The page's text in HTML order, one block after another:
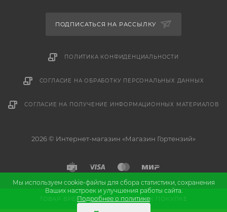
ТОВАР ВРЕМЕННО НЕДОСТУПЕН К ПОКУПКЕ
ПОДПИСАТЬСЯ НА РАССЫЛКУ
ПОЛИТИКА КОНФИДЕНЦИАЛЬНОСТИ
СОГЛАСИЕ НА ОБРАБОТКУ ПЕРСОНАЛЬНЫХ ДАННЫХ
СОГЛАСИЕ НА ПОЛУЧЕНИЕ ИНФОРМАЦИОННЫХ МАТЕРИАЛОВ
2026 © Интернет-магазин «Магазин Гортензий»
Разработкаипродвижение сайта
Мы используем cookie-файлы для сбора статистики, сохранения
Ваших настроек и улучшения работы сайта.
Подробнее о политике